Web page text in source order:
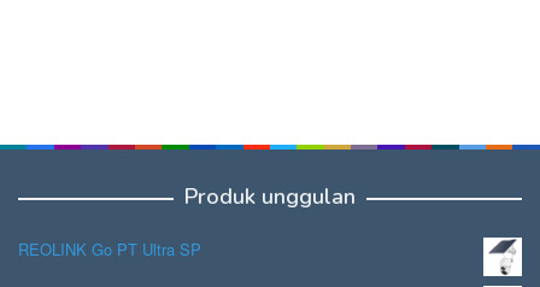
Produk unggulan
REOLINK Go PT Ultra SP